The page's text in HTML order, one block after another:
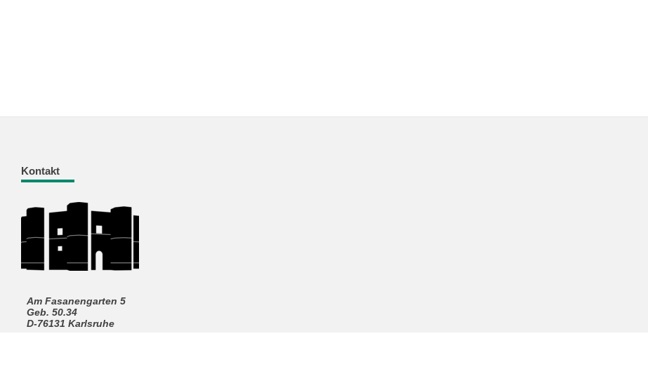
Kontakt
Am Fasanengarten 5
Geb. 50.34
D-76131 Karlsruhe